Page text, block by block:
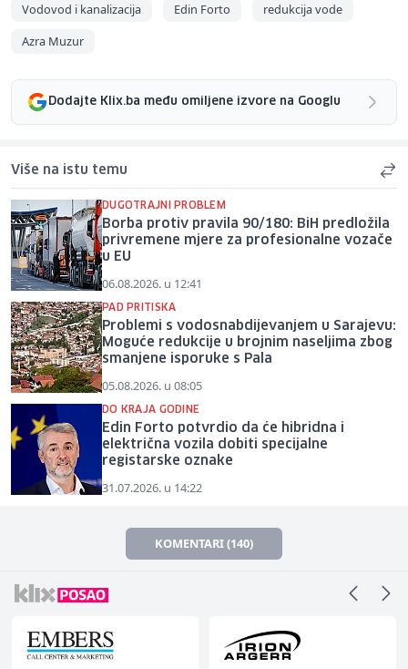
Vodovod i kanalizacija Edin Forto
redukcija vode
Azra Muzur
Dodajte Klix.ba među omiljene izvore na Googlu
Više na istu temu
DUGOTRAJNI PROBLEM
Borba protiv pravila 90/180: BiH predložila
privremene mjere za profesionalne vozače
u EU
06.08.2026. u 12:41
PAD PRITISKA
Problemi s vodosnabdijevanjem u Sarajevu:
Moguće redukcije u brojnim naseljima zbog
smanjene isporuke s Pala
05.08.2026. u 08:05
DO KRAJA GODINE
Edin Forto potvrdio da će hibridna i
električna vozila dobiti specijalne
registarske oznake
31.07.2026. u 14:22
KOMENTARI (140)